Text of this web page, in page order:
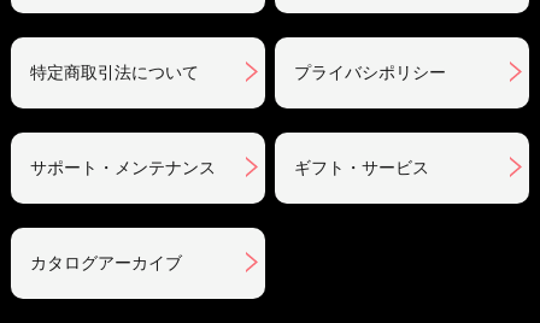
特定商取引法について プライバシポリシー
サポート・メンテナンス ギフト・サービス
カタログアーカイブ